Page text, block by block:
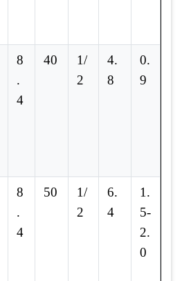
8
.
4
40
1/
2
4.
8
0.
9
8
.
4
50
1/
2
6.
4
1.
5-
2.
0